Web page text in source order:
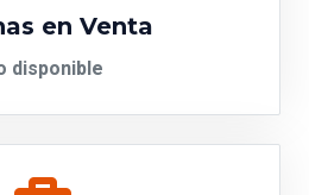
en Venta
disponible